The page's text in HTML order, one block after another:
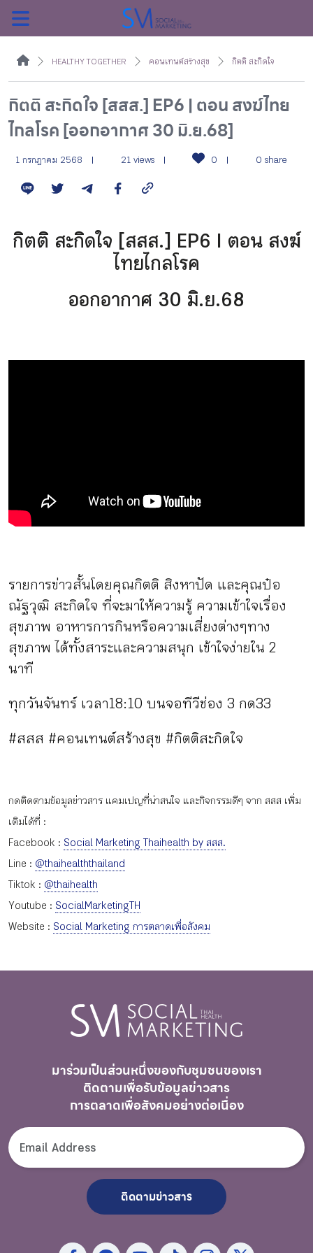
ค้นหา
หน้าแรกแคมเปญ
บทความแนะนำ
บทความแคมเปญ
HEALTHY TOGETHER คอนเทนต์สร้างสุข กิตติ สะกิดใจ
กิตติ สะกิดใจ [สสส.] EP6 | ตอน สงฆ์ไทย
ไกลโรค [ออกอากาศ 30 มิ.ย.68]
1 กรกฎาคม 2568 21 views 0 0 share
กิตติ สะกิดใจ [สสส.] EP6 | ตอน สงฆ์
ไทยไกลโรค
ออกอากาศ 30 มิ.ย.68
รายการข่าวสั้นโดยคุณกิตติ สิงหาปัด และคุณป๋อ
ณัฐวุฒิ สะกิดใจ ที่จะมาให้ความรู้ ความเข้าใจเรื่อง
สุขภาพ อาหารการกินหรือความเสี่ยงต่างๆทาง
สุขภาพ ได้ทั้งสาระและความสนุก เข้าใจง่ายใน 2
นาที
ทุกวันจันทร์ เวลา18:10 บนจอทีวีช่อง 3 กด33
#สสส #คอนเทนต์สร้างสุข #กิตติสะกิดใจ
กดติดตามข้อมูลข่าวสาร แคมเปญที่น่าสนใจ และกิจกรรมดีๆ จาก สสส เพิ่ม
เติมได้ที่ :
Facebook : Social Marketing Thaihealth by สสส.
Line : @thaihealththailand
Tiktok : @thaihealth
Youtube : SocialMarketingTH
Website : Social Marketing การตลาดเพื่อสังคม
มาร่วมเป็นส่วนหนึ่งของกับชุมชนของเรา
ติดตามเพื่อรับข้อมูลข่าวสาร
การตลาดเพื่อสังคมอย่างต่อเนื่อง
ติดตามข่าวสาร